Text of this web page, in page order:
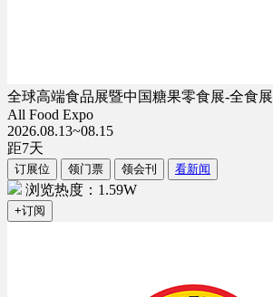
全球高端食品展暨中国糖果零食展-全食展
All Food Expo
2026.08.13~08.15
距7天
订展位 领门票 领会刊 看新闻
浏览热度：1.59W
+订阅